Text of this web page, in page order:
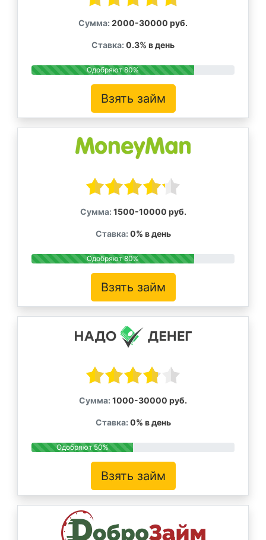
Сумма: 2000-30000 руб.
Ставка: 0.3% в день
Одобряют 80%
Взять займ
Сумма: 1500-10000 руб.
Ставка: 0% в день
Одобряют 80%
Взять займ
Сумма: 1000-30000 руб.
Ставка: 0% в день
Одобряют 50%
Взять займ